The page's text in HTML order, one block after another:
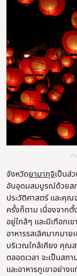
เ
จังหวัดยามากุจิเป็นส่
อันอุดมสมบูรณ์ด้วยส
ประวัติศาสตร์ และคุณ
ครั้งก็ตาม เนื่องจาก
อยู่ใกล้ๆ และมีเทือกเ
อาหารรสเลิศมากมาย
บริเวณใกล้เคียง คุณส
ตลอดเวลา จะเป็นสถ
และอาหารภูเขาอย่าง